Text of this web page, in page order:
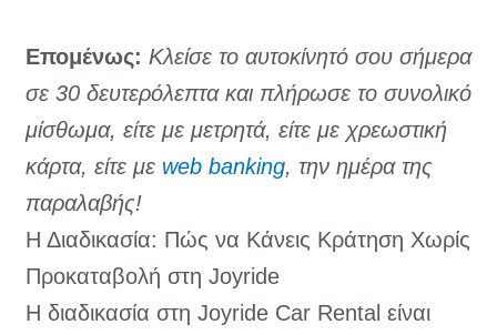
Επομένως: Κλείσε το αυτοκίνητό σου σήμερα
σε 30 δευτερόλεπτα και πλήρωσε το συνολικό
μίσθωμα, είτε με μετρητά, είτε με χρεωστική
κάρτα, είτε με web banking, την ημέρα της
παραλαβής!
Η Διαδικασία: Πώς να Κάνεις Κράτηση Χωρίς
Προκαταβολή στη Joyride
Η διαδικασία στη Joyride Car Rental είναι